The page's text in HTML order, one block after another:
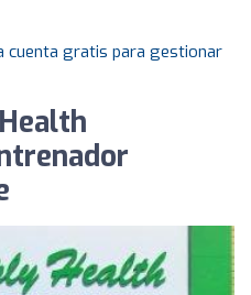
cuenta gratis para gestionar